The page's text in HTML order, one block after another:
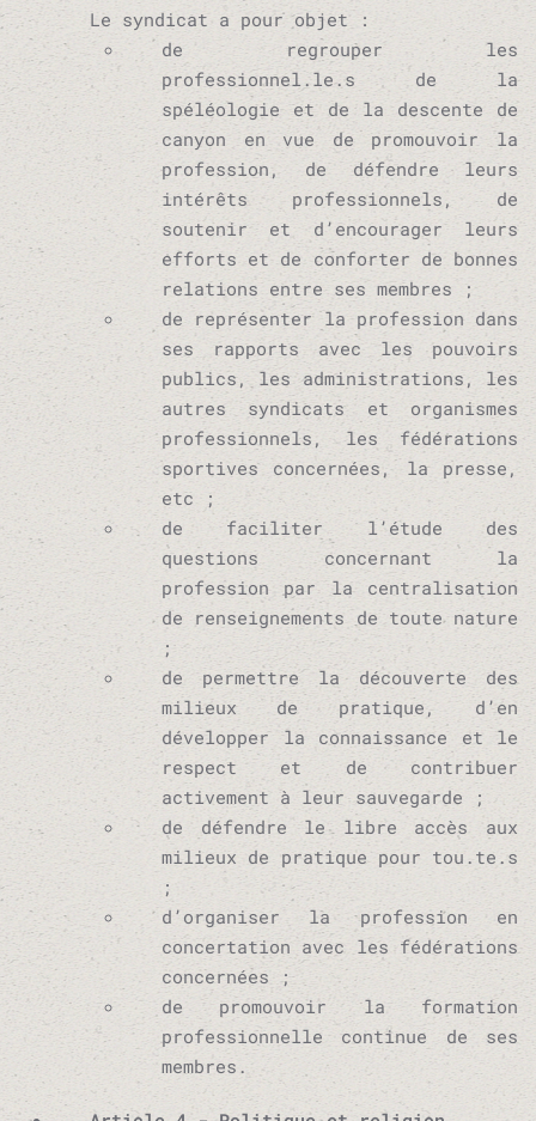
Le syndicat a pour objet :
de regrouper les
professionnel.le.s de la
spéléologie et de la descente de
canyon en vue de promouvoir la
profession, de défendre leurs
intérêts professionnels, de
soutenir et d’encourager leurs
efforts et de conforter de bonnes
relations entre ses membres ;
de représenter la profession dans
ses rapports avec les pouvoirs
publics, les administrations, les
autres syndicats et organismes
professionnels, les fédérations
sportives concernées, la presse,
etc ;
de faciliter l’étude des
questions concernant la
profession par la centralisation
de renseignements de toute nature
;
de permettre la découverte des
milieux de pratique, d’en
développer la connaissance et le
respect et de contribuer
activement à leur sauvegarde ;
de défendre le libre accès aux
milieux de pratique pour tou.te.s
;
d’organiser la profession en
concertation avec les fédérations
concernées ;
de promouvoir la formation
professionnelle continue de ses
membres.